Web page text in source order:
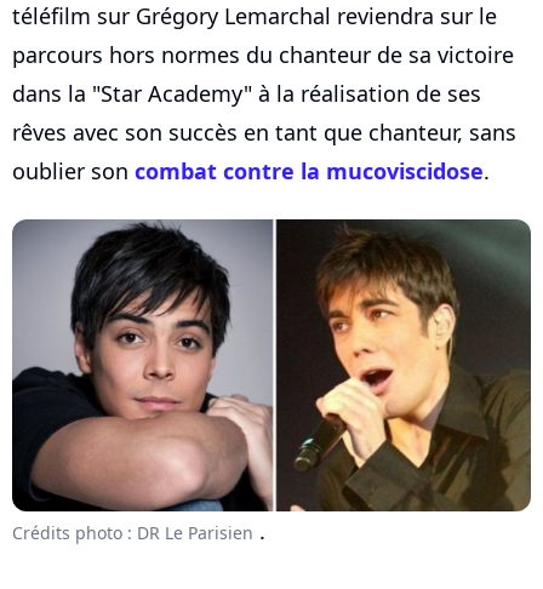
téléfilm sur Grégory Lemarchal reviendra sur le
parcours hors normes du chanteur de sa victoire
dans la "Star Academy" à la réalisation de ses
rêves avec son succès en tant que chanteur, sans
oublier son combat contre la mucoviscidose.
Crédits photo : DR Le Parisien .